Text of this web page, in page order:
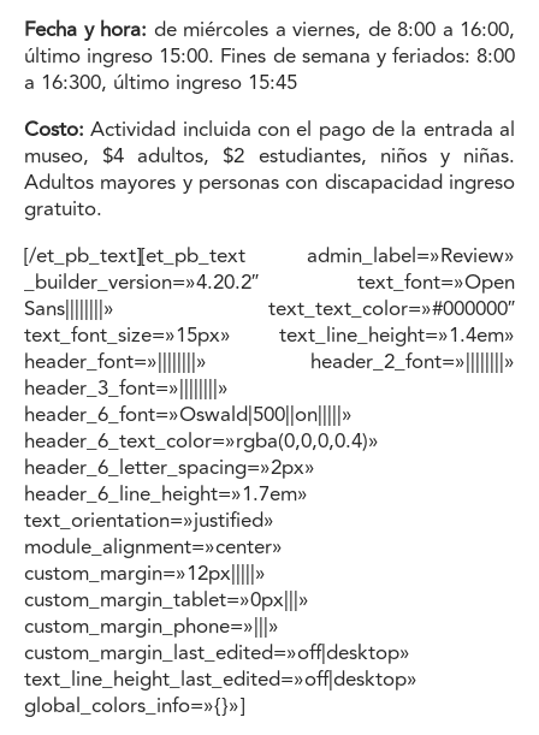
Fecha y hora: de miércoles a viernes, de 8:00 a 16:00,
último ingreso 15:00. Fines de semana y feriados: 8:00
a 16:300, último ingreso 15:45
Costo:Actividad incluida con el pago de la entrada al
museo, $4 adultos, $2 estudiantes, niños y niñas.
Adultos mayores y personas con discapacidad ingreso
gratuito.
[/et_pb_text][et_pb_text admin_label=»Review»
_builder_version=»4.20.2″ text_font=»Open
Sans||||||||» text_text_color=»#000000″
text_font_size=»15px» text_line_height=»1.4em»
header_font=»||||||||» header_2_font=»||||||||»
header_3_font=»||||||||»
header_6_font=»Oswald|500||on|||||»
header_6_text_color=»rgba(0,0,0,0.4)»
header_6_letter_spacing=»2px»
header_6_line_height=»1.7em»
text_orientation=»justified»
module_alignment=»center»
custom_margin=»12px|||||»
custom_margin_tablet=»0px|||»
custom_margin_phone=»|||»
custom_margin_last_edited=»off|desktop»
text_line_height_last_edited=»off|desktop»
global_colors_info=»{}»]